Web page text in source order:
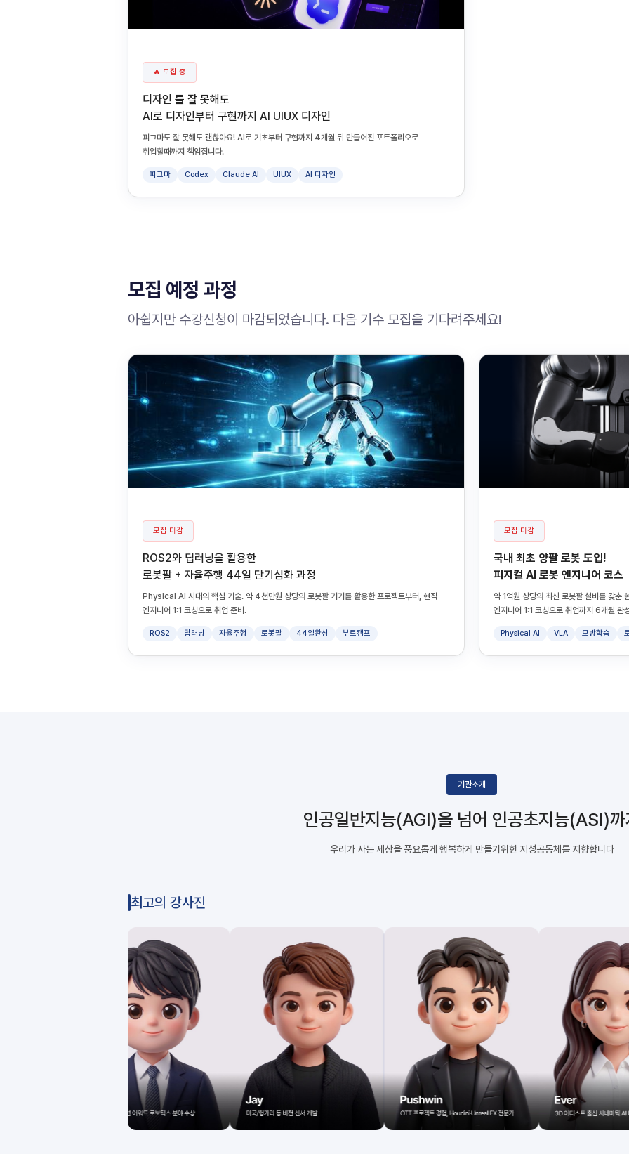
🔥 모집 중
디자인 툴 잘 못해도
AI로 디자인부터 구현까지 AI UIUX 디자인
피그마도 잘 못해도 괜찮아요! AI로 기초부터 구현까지 4개월 뒤 만들어진 포트폴리오로
취업할때까지 책임집니다.
피그마 Codex Claude AI UIUX AI 디자인
모집 예정 과정
아쉽지만 수강신청이 마감되었습니다. 다음 기수 모집을 기다려주세요!
모집 마감
ROS2와 딥러닝을 활용한
로봇팔 + 자율주행 44일 단기심화 과정
Physical AI 시대의 핵심 기술. 약 4천만원 상당의 로봇팔 기기를 활용한 프로젝트부터, 현직
엔지니어 1:1 코칭으로 취업 준비.
ROS2 딥러닝 자율주행 로봇팔 44일완성 부트캠프
모집 마감
국내 최초 양팔 로봇 도입!
피지컬 AI 로봇 엔지니어 코스
약 1억원 상당의 최신 로봇팔 설비를 갖
엔지니어 1:1 코칭으로 취업까지 6개월 완
Physical AI VLA 모방학습
기관소개
인공일반지능(AGI)을 넘어 인공초지능(ASI)까
우리가 사는 세상을 풍요롭게 행복하게 만들기위한지성공동체를 지향합니다
최고의 강사진